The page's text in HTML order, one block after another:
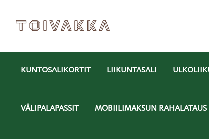
Siirry
Siirry
KUNTOSALIKORTIT LIIKUNTASALI
VÄLIPALAPASSIT MOBIILIMAKSUN RAHALATAUS